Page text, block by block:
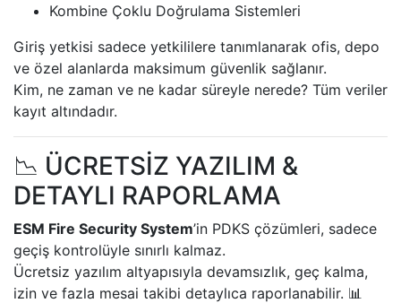
Kombine Çoklu Doğrulama Sistemleri
Giriş yetkisi sadece yetkililere tanımlanarak ofis, depo
ve özel alanlarda maksimum güvenlik sağlanır.
Kim, ne zaman ve ne kadar süreyle nerede? Tüm veriler
kayıt altındadır.
📉 ÜCRETSİZ YAZILIM &
DETAYLI RAPORLAMA
ESM Fire Security System’in PDKS çözümleri, sadece
geçiş kontrolüyle sınırlı kalmaz.
Ücretsiz yazılım altyapısıyla devamsızlık, geç kalma,
izin ve fazla mesai takibi detaylıca raporlanabilir. 📊